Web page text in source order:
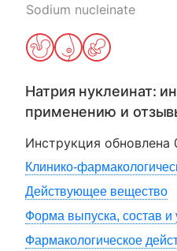
Sodium nucleinate
Натрия нуклеинат:
применению и
Инструкция обновлена
Клинико-
Действующее вещество
Форма выпуска, состав и
Фармакологическое